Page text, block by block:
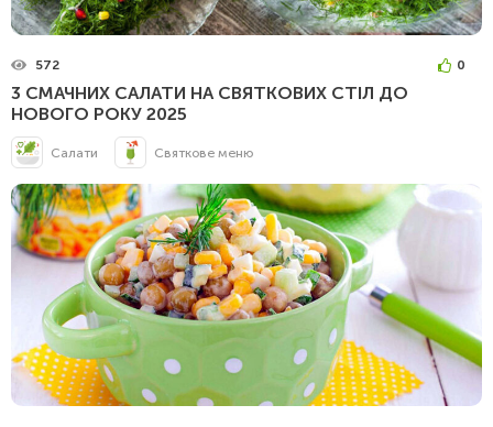
572 0
3 СМАЧНИХ САЛАТИ НА СВЯТКОВИХ СТІЛ ДО
НОВОГО РОКУ 2025
Салати Святкове меню